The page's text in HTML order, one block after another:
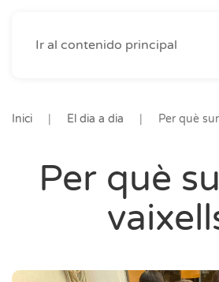
Ir al contenido principal
Inici El dia a dia Per què
Per què